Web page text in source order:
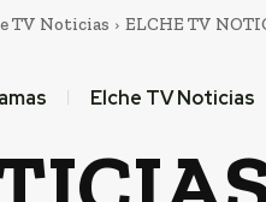
TV Noticias ELCHE TV
Elche TV Noticias